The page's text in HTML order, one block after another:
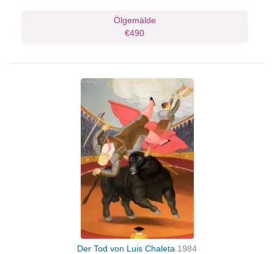
Ölgemälde
€490
Der Tod von Luis Chaleta 1984